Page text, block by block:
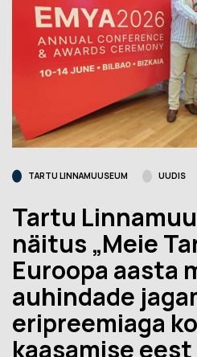
TARTU LINNAMUUSEUM UUDIS
Tartu
näitus „Meie
Euroopa aasta
auhindade
eripreemiaga
kaasamise eest